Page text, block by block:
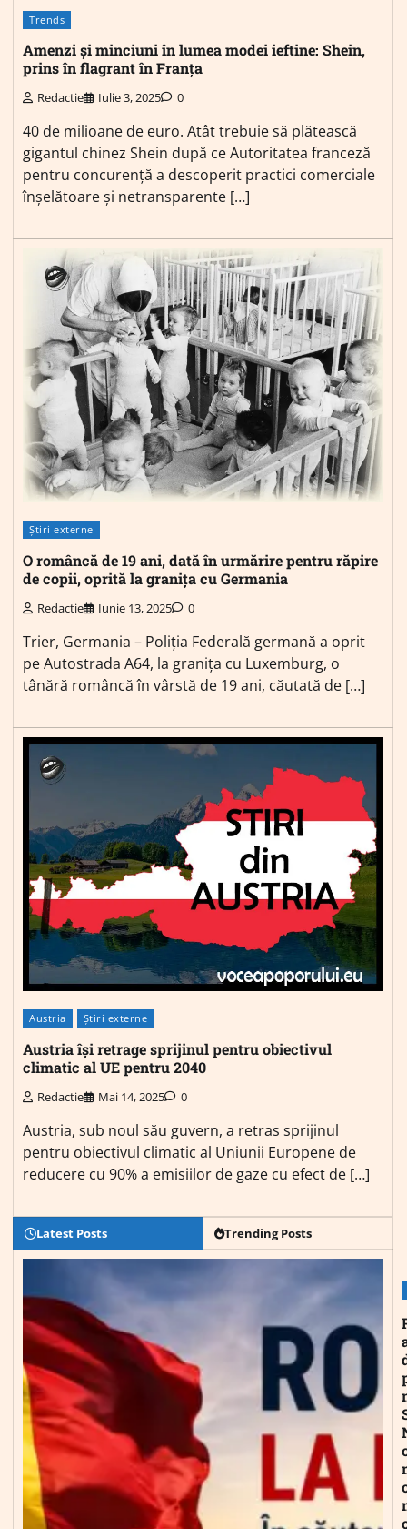
Trends
Amenzi și minciuni în lumea modei ieftine: Shein,
prins în flagrant în Franța
Redactie Iulie 3, 2025 0
40 de milioane de euro. Atât trebuie să plătească
gigantul chinez Shein după ce Autoritatea franceză
pentru concurență a descoperit practici comerciale
înșelătoare și netransparente […]
Știri externe
O româncă de 19 ani, dată în urmărire pentru răpire
de copii, oprită la granița cu Germania
Redactie Iunie 13, 2025 0
Trier, Germania – Poliția Federală germană a oprit
pe Autostrada A64, la granița cu Luxemburg, o
tânără româncă în vârstă de 19 ani, căutată de […]
Austria Știri externe
Austria își retrage sprijinul pentru obiectivul
climatic al UE pentru 2040
Redactie Mai 14, 2025 0
Austria, sub noul său guvern, a retras sprijinul
pentru obiectivul climatic al Uniunii Europene de
reducere cu 90% a emisiilor de gaze cu efect de […]
Latest Posts Trending Posts